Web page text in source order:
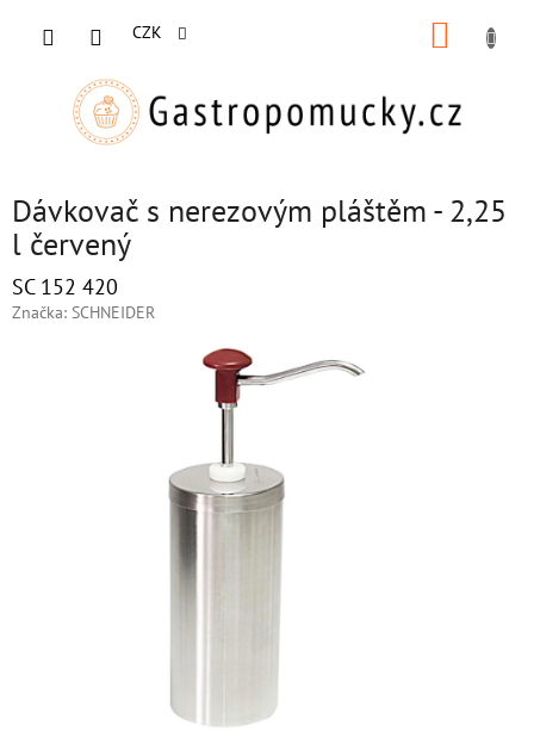
CZK
Dávkovač s nerezovým pláštěm - 2,25
l červený
SC 152 420
Značka: SCHNEIDER